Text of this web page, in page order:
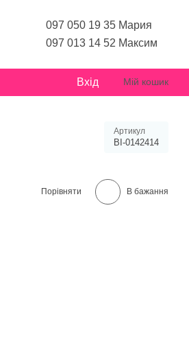
097 050 19 35 Мария
097 013 14 52 Максим
Вхід Мій кошик
Артикул
BI-0142414
Порівняти В бажання